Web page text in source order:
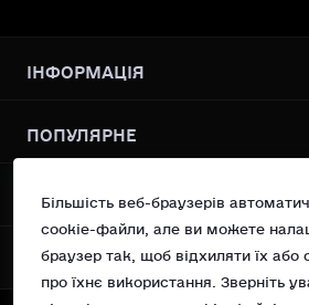
ІНФОРМАЦІЯ
Про нас
Політика безпеки
Умови згоди
Повернення
Контакти
ПОПУЛЯРНЕ
Vanilin Records Service
Сучасний поп
OSNOVA Records
КОНТАКТИ ТА АДРЕСА
Україна, м.Київ вул.
support@vanilin-records.com
МЕСЕНДЖЕРИ
Більшість веб-браузерів
cookie-файли, але ви можете
браузер так, щоб відхиляти їх або
про їхнє використання. Зверніть